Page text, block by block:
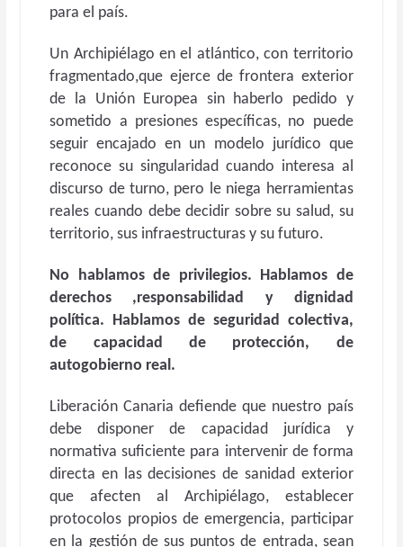
para el país.
Un Archipiélago en el atlántico, con territorio
fragmentado,que ejerce de frontera exterior
de la Unión Europea sin haberlo pedido y
sometido a presiones específicas, no puede
seguir encajado en un modelo jurídico que
reconoce su singularidad cuando interesa al
discurso de turno, pero le niega herramientas
reales cuando debe decidir sobre su salud, su
territorio, sus infraestructuras y su futuro.
No hablamos de privilegios. Hablamos de
derechos ,responsabilidad y dignidad
política. Hablamos de seguridad colectiva,
de capacidad de protección, de
autogobierno real.
Liberación Canaria defiende que nuestro país
debe disponer de capacidad jurídica y
normativa suficiente para intervenir de forma
directa en las decisiones de sanidad exterior
que afecten al Archipiélago, establecer
protocolos propios de emergencia, participar
en la gestión de sus puntos de entrada, sean